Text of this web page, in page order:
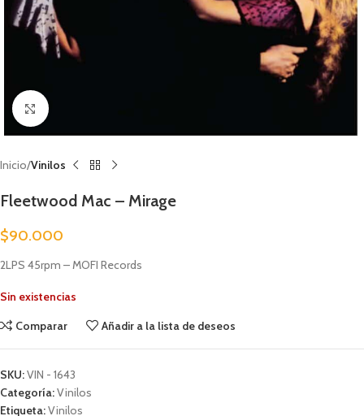
Clic para ampliar
Inicio Vinilos
Fleetwood Mac – Mirage
$90.000
2LPS 45rpm – MOFI Records
Sin existencias
Comparar
Añadir a la lista de deseos
SKU:VIN - 1643
Categoría:Vinilos
Etiqueta:Vinilos